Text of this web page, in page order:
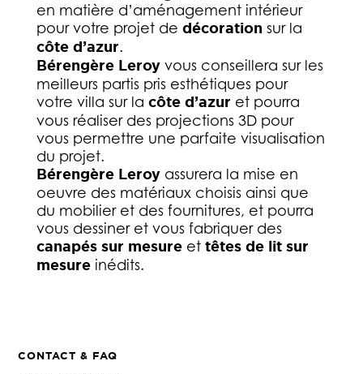
en matière d’aménagement intérieur
pour votre projet de décoration sur la
côte d’azur.
Bérengère Leroyvous conseillera sur les
meilleurs partis pris esthétiques pour
votre villa sur la côte d’azur et pourra
vous réaliser des projections 3D pour
vous permettre une parfaite visualisation
du projet.
Bérengère Leroyassurera la mise en
oeuvre des matériaux choisis ainsi que
du mobilier et des fournitures, et pourra
vous dessiner et vous fabriquer des
canapés sur mesureettêtes de lit sur
mesureinédits.
CONTACT & FAQ